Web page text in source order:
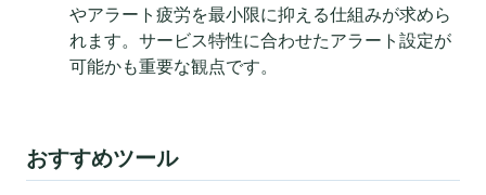
やアラート疲労を最小限に抑える仕組みが求めら
れます。サービス特性に合わせたアラート設定が
可能かも重要な観点です。
おすすめツール